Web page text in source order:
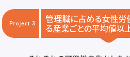
Project 3
管理職に占める女性
る産業ごとの平均値以